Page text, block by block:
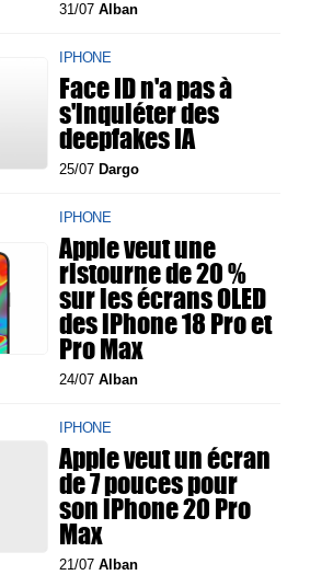
31/07Alban
IPHONE
Face ID n'a pas à
s'inquiéter des
deepfakes IA
25/07 Dargo
IPHONE
Apple veut une
ristourne de 20 %
sur les écrans OLED
des iPhone 18 Pro et
Pro Max
24/07Alban
IPHONE
Apple veut un écran
de 7 pouces pour
son iPhone 20 Pro
Max
21/07Alban